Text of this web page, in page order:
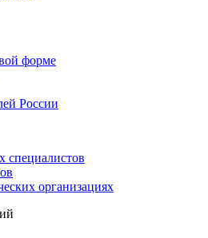
форме
России
специалистов
организациях